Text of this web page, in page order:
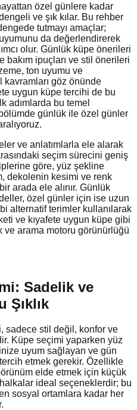
özel günlere kadar
ve şık kılar. Bu rehber
tutmayı amaçlar;
da değerlendirerek
olur. Günlük küpe önerileri
ipuçları ve stil önerileri
ton uyumu ve
göz önünde
uygun küpe tercihi de bu
adımlarda bu temel
günlük ile özel günler
ve anlatımlarla ele alarak
seçim sürecini geniş
göre, yüz şekline
dekolenin kesimi ve renk
arada ele alınır. Günlük
özel günler için ise uzun
alternatif terimler kullanılarak
ve kıyafete uygun küpe gibi
arama motoru görünürlüğü
Sadelik ve
Şıklık
sadece stil değil, konfor ve
Küpe seçimi yaparken yüz
uyum sağlayan ve gün
etmek gerekir. Özellikle
elde etmek için küçük
ideal seçeneklerdir; bu
sosyal ortamlara kadar her